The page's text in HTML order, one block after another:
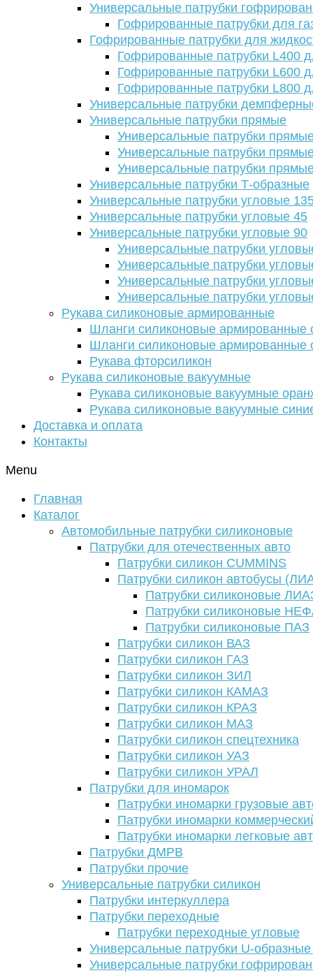
Универсальные патрубки
Гофрированные патрубки для
Гофрированные патрубки для
Гофрированные патрубки L400
Гофрированные патрубки L600
Гофрированные патрубки L800
Универсальные патрубки
Универсальные патрубки прямые
Универсальные патрубки
Универсальные патрубки
Универсальные патрубки
Универсальные патрубки Т-образные
Универсальные патрубки угловые
Универсальные патрубки угловые 45
Универсальные патрубки угловые 90
Универсальные патрубки
Универсальные патрубки
Универсальные патрубки
Универсальные патрубки
Рукава силиконовые армированные
Шланги силиконовые армированные
Шланги силиконовые армированные
Рукава фторсиликон
Рукава силиконовые вакуумные
Рукава силиконовые вакуумные
Рукава силиконовые вакуумные
Доставка и оплата
Контакты
Menu
Главная
Каталог
Автомобильные патрубки силиконовые
Патрубки для отечественных авто
Патрубки силикон CUMMINS
Патрубки силикон автобусы
Патрубки силиконовые
Патрубки силиконовые
Патрубки силиконовые ПАЗ
Патрубки силикон ВАЗ
Патрубки силикон ГАЗ
Патрубки силикон ЗИЛ
Патрубки силикон КАМАЗ
Патрубки силикон КРАЗ
Патрубки силикон МАЗ
Патрубки силикон спецтехника
Патрубки силикон УАЗ
Патрубки силикон УРАЛ
Патрубки для иномарок
Патрубки иномарки грузовые
Патрубки иномарки
Патрубки иномарки легковые
Патрубки ДМРВ
Патрубки прочие
Универсальные патрубки силикон
Патрубки интеркуллера
Патрубки переходные
Патрубки переходные угловые
Универсальные патрубки U-
Универсальные патрубки